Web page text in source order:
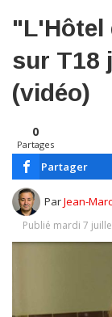
"L'Hôtel
sur T18
(vidéo)
0
Partages
Partager
ParJean-
Publié mardi 7